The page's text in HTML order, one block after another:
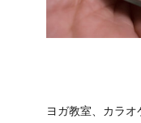
ヨガ教室、カラ